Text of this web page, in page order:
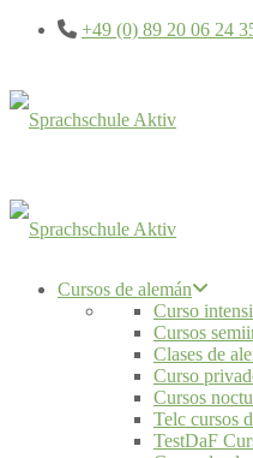
+49 (0) 89 20 06 24
Cursos de alemán
Curso
Cursos
Clases de
Curso
Cursos
Telc cursos
TestDaF